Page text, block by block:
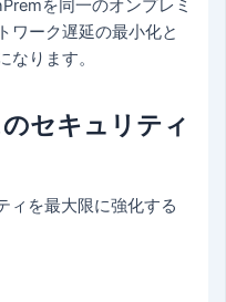
を同一のオンプレミ
ワーク遅延の最小化と
なります。
セキュリティ
ィを最大限に強化する